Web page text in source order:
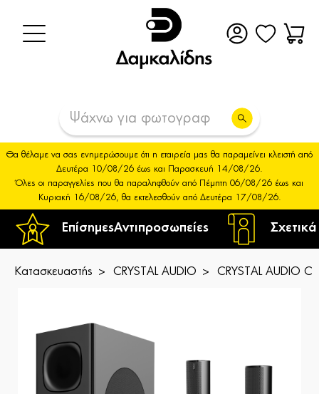
ΕπίσημεςΑντιπροσωπείες
Θα θέλαμε να σας ενημερώσουμε ότι η εταιρεία μας θα παραμείνει κλειστή από
Δευτέρα 10/08/26 έως και Παρασκευή 14/08/26.
Όλες οι παραγγελίες που θα παραληφθούν από Πέμπτη 06/08/26 έως και
Κυριακή 16/08/26, θα εκτελεσθούν από Δευτέρα 17/08/26.
Κατασκευαστής CRYSTAL AUDIO CRYSTAL AUDIO